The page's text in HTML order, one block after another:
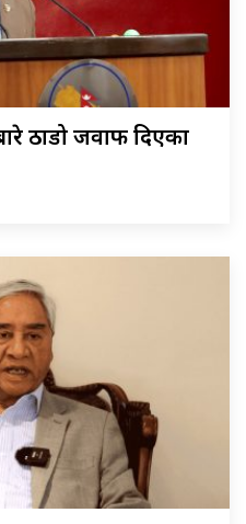
ठाडो जवाफ दिएका